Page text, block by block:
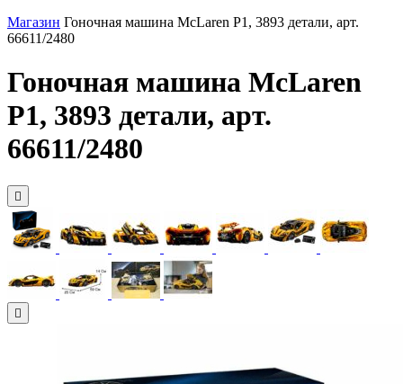
Магазин Гоночная машина McLaren P1, 3893 детали, арт.
66611/2480
Гоночная машина McLaren
P1, 3893 детали, арт.
66611/2480